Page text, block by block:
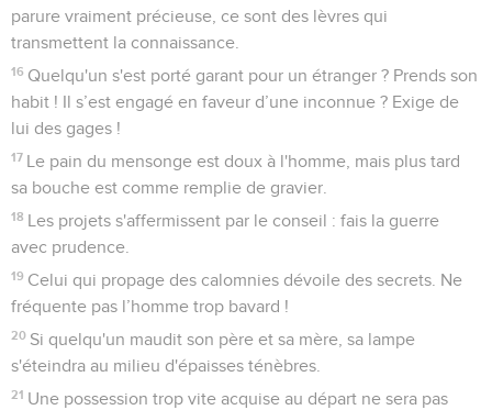
parure vraiment précieuse, ce sont des lèvres qui
transmettent la connaissance.
16 Quelqu'un s'est porté garant pour un étranger ? Prends son
habit ! Il s’est engagé en faveur d’une inconnue ? Exige de
lui des gages !
17 Le pain du mensonge est doux à l'homme, mais plus tard
sa bouche est comme remplie de gravier.
18 Les projets s'affermissent par le conseil : fais la guerre
avec prudence.
19 Celui qui propage des calomnies dévoile des secrets. Ne
fréquente pas l’homme trop bavard !
20 Si quelqu'un maudit son père et sa mère, sa lampe
s'éteindra au milieu d'épaisses ténèbres.
21 Une possession trop vite acquise au départ ne sera pas